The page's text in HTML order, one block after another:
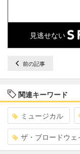
見逃せない
前の記事
関連キーワード
ミュージカル
ザ・ブロードウェ